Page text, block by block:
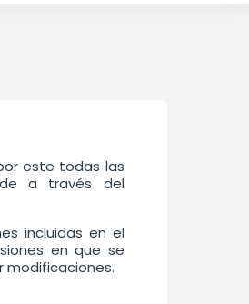
este todas las
a través del
incluidas en el
en que se
modificaciones.